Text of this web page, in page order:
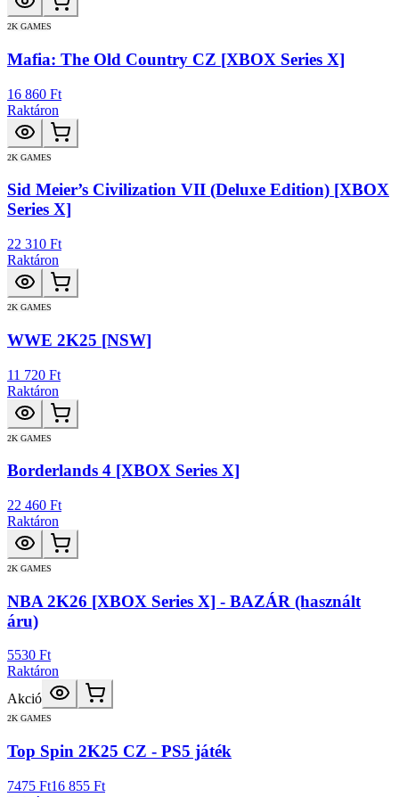
2K GAMES
Mafia: The Old Country CZ [XBOX Series X]
16 860 Ft
Raktáron
2K GAMES
Sid Meier’s Civilization VII (Deluxe Edition) [XBOX
Series X]
22 310 Ft
Raktáron
2K GAMES
WWE 2K25 [NSW]
11 720 Ft
Raktáron
2K GAMES
Borderlands 4 [XBOX Series X]
22 460 Ft
Raktáron
2K GAMES
NBA 2K26 [XBOX Series X] - BAZÁR (használt
áru)
5530 Ft
Raktáron
Akció
2K GAMES
Top Spin 2K25 CZ - PS5 játék
7475 Ft16 855 Ft